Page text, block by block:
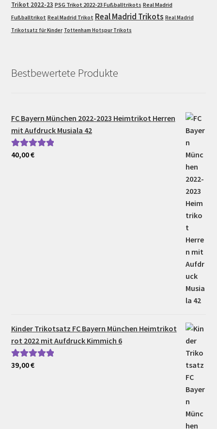
Trikot 2022-23 PSG Trikot 2022-23 Fußballtrikots Real Madrid
Fußballtrikot Real Madrid Trikot Real Madrid Trikots Real Madrid
Trikotsatz für Kinder Tottenham Hotspur Trikots
Bestbewertete Produkte
FC Bayern München 2022-2023 Heimtrikot Herren
mit Aufdruck Musiala 42
Bewertet mit
40,00€
Kinder Trikotsatz FC Bayern München Heimtrikot
rot 2022 mit Aufdruck Kimmich 6
Bewertet mit
39,00€